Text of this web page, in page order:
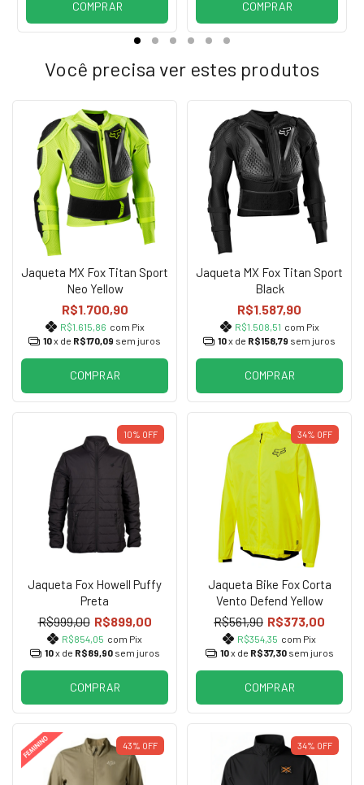
COMPRAR COMPRAR
Você precisa ver estes produtos
Jaqueta MX Fox Titan Sport
Neo Yellow
R$1.700,90
R$1.615,86 com Pix
10x de R$170,09 sem juros
COMPRAR
Jaqueta MX Fox Titan Sport
Black
R$1.587,90
R$1.508,51 com Pix
10x de R$158,79 sem juros
COMPRAR
10% OFF
Jaqueta Fox Howell Puffy
Preta
R$999,00 R$899,00
R$854,05 com Pix
10x de R$89,90sem juros
COMPRAR
34% OFF
Jaqueta Bike Fox Corta
Vento Defend Yellow
R$561,90 R$373,00
R$354,35 com Pix
10x de R$37,30sem juros
COMPRAR
43% OFF 34% OFF